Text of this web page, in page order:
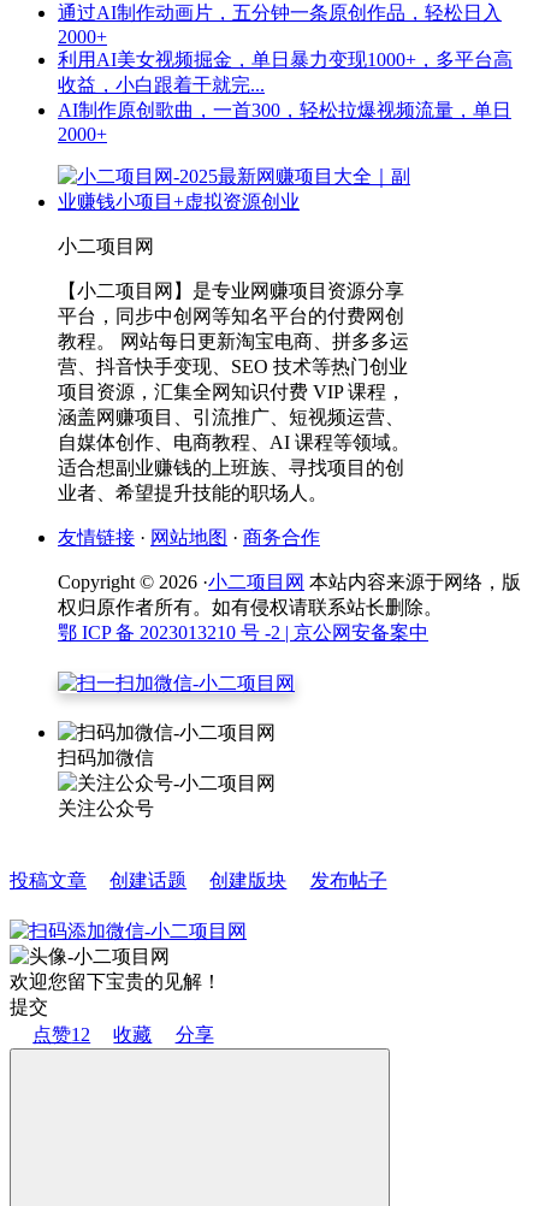
通过AI制作动画片，五分钟一条原创作品，轻松日入
2000+
利用AI美女视频掘金，单日暴力变现1000+，多平台高
收益，小白跟着干就完...
AI制作原创歌曲，一首300，轻松拉爆视频流量，单日
2000+
小二项目网
【小二项目网】是专业网赚项目资源分享
平台，同步中创网等知名平台的付费网创
教程。 网站每日更新淘宝电商、拼多多运
营、抖音快手变现、SEO 技术等热门创业
项目资源，汇集全网知识付费 VIP 课程，
涵盖网赚项目、引流推广、短视频运营、
自媒体创作、电商教程、AI 课程等领域。
适合想副业赚钱的上班族、寻找项目的创
业者、希望提升技能的职场人。
友情链接 · 网站地图 · 商务合作
Copyright © 2026 ·小二项目网 本站内容来源于网络，版
权归原作者所有。如有侵权请联系站长删除。
鄂 ICP 备 2023013210 号 -2 | 京公网安备案中
扫码加微信
关注公众号
投稿文章 创建话题 创建版块 发布帖子
欢迎您留下宝贵的见解！
提交
点赞12 收藏 分享